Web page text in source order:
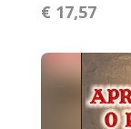
€ 17,57